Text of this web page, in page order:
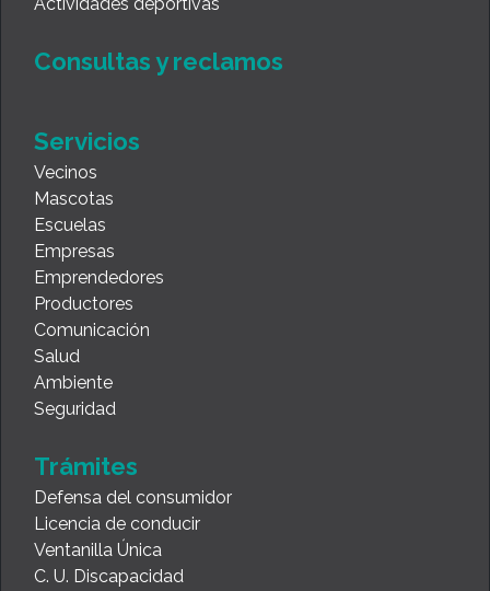
Consultas y reclamos
Servicios
Vecinos
Mascotas
Escuelas
Empresas
Emprendedores
Productores
Comunicación
Salud
Ambiente
Seguridad
Trámites
Defensa del consumidor
Licencia de conducir
Ventanilla Única
C. U. Discapacidad